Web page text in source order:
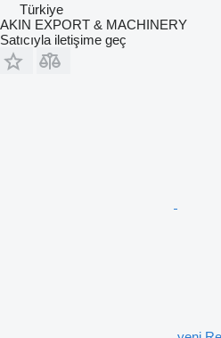
Türkiye
AKIN EXPORT & MACHINERY
Satıcıyla iletişime geç